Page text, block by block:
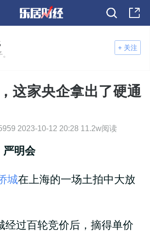
+ 关注
这家央企拿出了硬通
2023-10-12 20:28 11.2w阅读
明会
城在上海的一场土拍中大放
经过百轮竞价后，摘得单价